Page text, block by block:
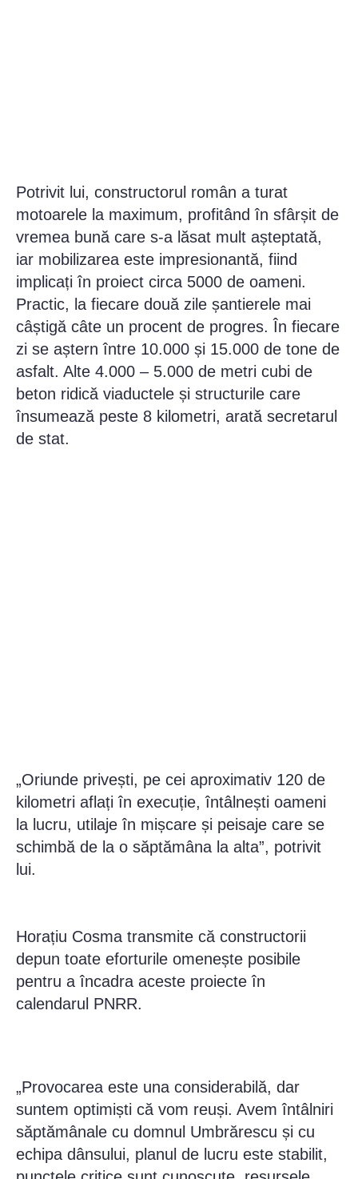
Potrivit lui, constructorul român a turat
motoarele la maximum, profitând în sfârșit de
vremea bună care s-a lăsat mult așteptată,
iar mobilizarea este impresionantă, fiind
implicați în proiect circa 5000 de oameni.
Practic, la fiecare două zile șantierele mai
câștigă câte un procent de progres. În fiecare
zi se aștern între 10.000 și 15.000 de tone de
asfalt. Alte 4.000 – 5.000 de metri cubi de
beton ridică viaductele și structurile care
însumează peste 8 kilometri, arată secretarul
de stat.
„Oriunde privești, pe cei aproximativ 120 de
kilometri aflați în execuție, întâlnești oameni
la lucru, utilaje în mișcare și peisaje care se
schimbă de la o săptămâna la alta”, potrivit
lui.
Horațiu Cosma transmite că constructorii
depun toate eforturile omenește posibile
pentru a încadra aceste proiecte în
calendarul PNRR.
„Provocarea este una considerabilă, dar
suntem optimiști că vom reuși. Avem întâlniri
săptămânale cu domnul Umbrărescu și cu
echipa dânsului, planul de lucru este stabilit,